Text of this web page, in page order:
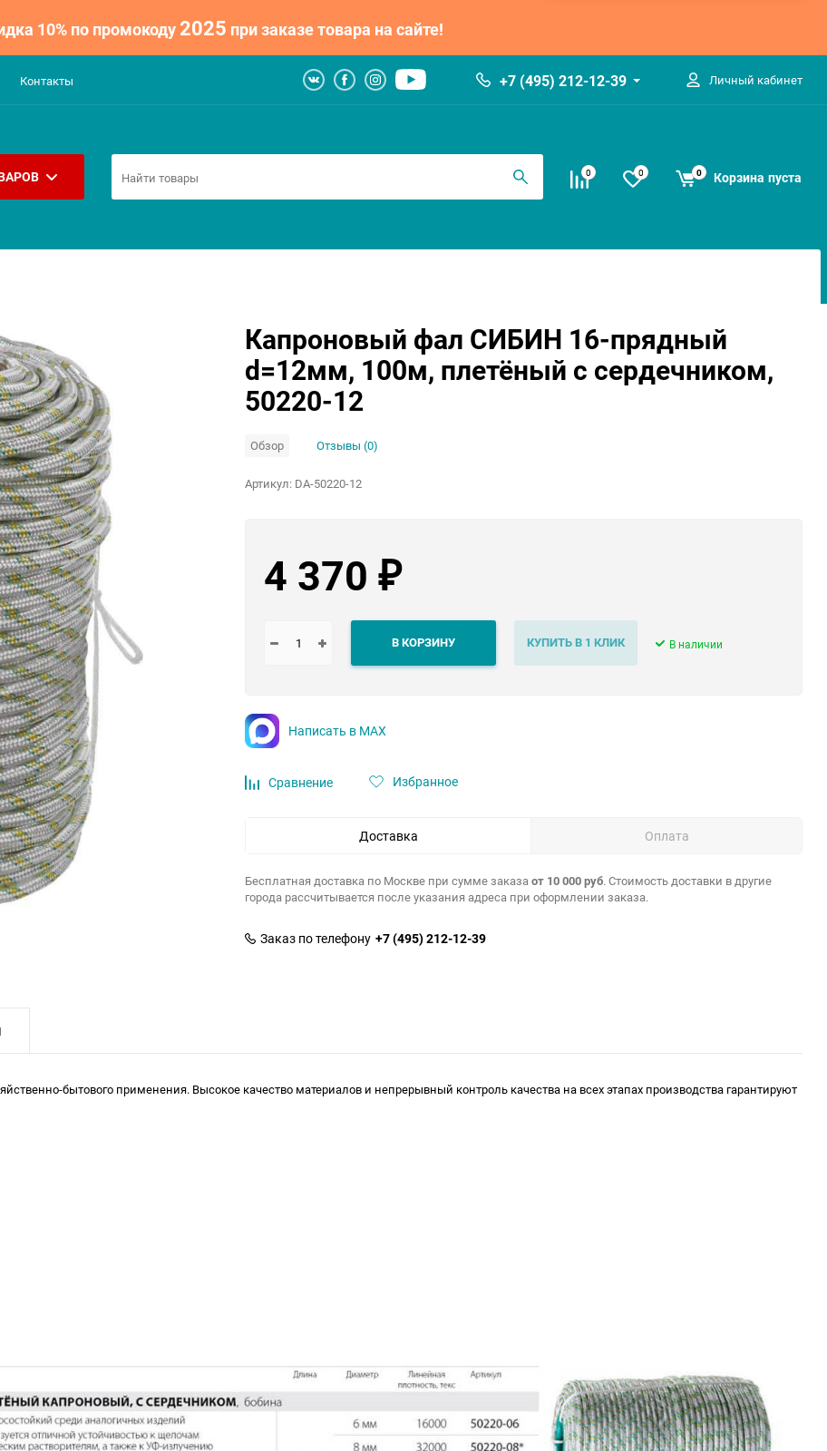
10% по промокоду2025 при заказе товара на сайте!
Контакты +7 (495) 212-12-39 Личный кабинет
0 0 0 Корзина пуста
Капроновый фал СИБИН 16-прядный
d=12мм, 100м, плетёный с сердечником,
50220-12
Обзор Отзывы (0)
Артикул: DA-50220-12
4 370 ₽
В КОРЗИНУ КУПИТЬ В 1 КЛИК В наличии
Написать в MAX
Сравнение Избранное
Доставка Оплата
Бесплатная доставка по Москве при сумме заказаот 10 000 руб. Стоимость доставки в другие
города рассчитывается после указания адреса при оформлении заказа.
Заказ по телефону +7 (495) 212-12-39
бытового применения. Высокое качество материалов и непрерывный контроль качества на всех этапах производства гарантируют